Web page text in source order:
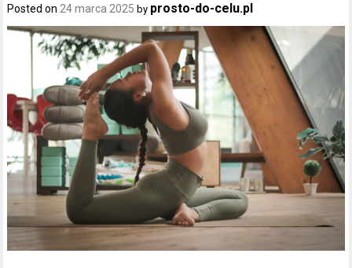
Posted on24 marca 2025 by prosto-do-celu.pl